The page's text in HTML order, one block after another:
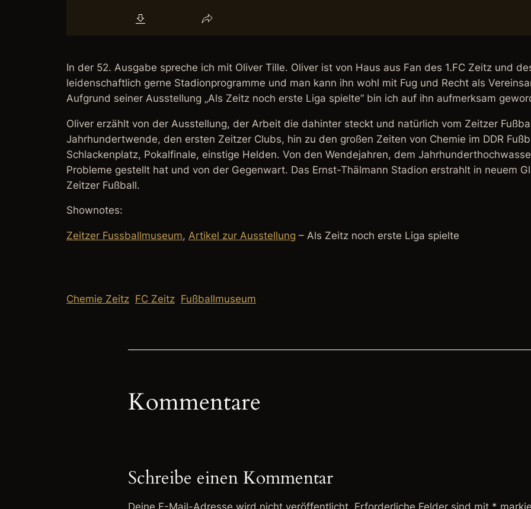
In der 52. Ausgabe spreche ich mit Oliver Tille. Oliver ist von Haus aus Fan des 1.FC Zeitz und
leidenschaftlich gerne Stadionprogramme und man kann ihn wohl mit Fug und Recht als
Aufgrund seiner Ausstellung „Als Zeitz noch erste Liga spielte“ bin ich auf ihn aufmerksam
Oliver erzählt von der Ausstellung, der Arbeit die dahinter steckt und natürlich vom Zeitzer
Jahrhundertwende, den ersten Zeitzer Clubs, hin zu den großen Zeiten von Chemie im DDR
Schlackenplatz, Pokalfinale, einstige Helden. Von den Wendejahren, dem
Probleme gestellt hat und von der Gegenwart. Das Ernst-Thälmann Stadion erstrahlt in neuem
Zeitzer Fußball.
Shownotes:
Zeitzer Fussballmuseum, Artikel zur Ausstellung – Als Zeitz noch erste Liga spielte
Chemie Zeitz FC Zeitz Fußballmuseum
Kommentare
Schreibe einen Kommentar